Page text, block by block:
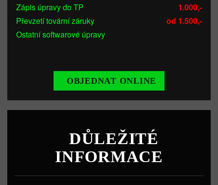
Zápis úpravy do TP
1.000,-
Převzetí tovární záruky
od 1.500,-
Ostatní softwarové úpravy
OBJEDNAT ONLINE
DŮLEŽITÉ
INFORMACE